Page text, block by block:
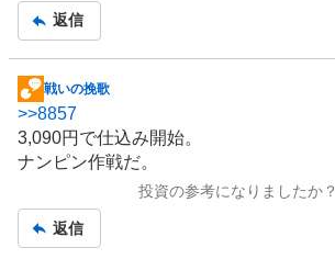
返信
掲
示
板
記
戦いの挽歌
>>8857
3,090円で仕込み開始。
ナンピン作戦だ。
投資の参考になりましたか？
返信